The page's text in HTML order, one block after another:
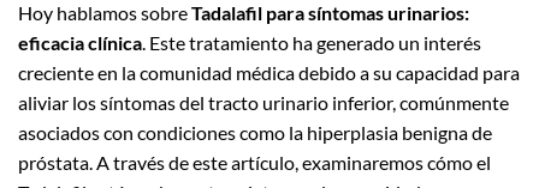
Hoy hablamos sobreTadalafil para síntomas urinarios:
eficacia clínica. Este tratamiento ha generado un interés
creciente en la comunidad médica debido a su capacidad para
aliviar los síntomas del tracto urinario inferior, comúnmente
asociados con condiciones como la hiperplasia benigna de
próstata. A través de este artículo, examinaremos cómo el